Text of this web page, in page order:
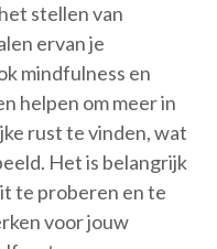
stellen van
ervan je
mindfulness en
helpen om meer in
rust te vinden, wat
Het is belangrijk
te proberen en te
voor jouw